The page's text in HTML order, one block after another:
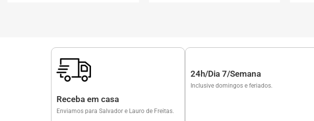
Receba em casa
Enviamos para Salvador e Lauro de Freitas.
24h/Dia 7/Semana
Inclusive domingos e feriados.